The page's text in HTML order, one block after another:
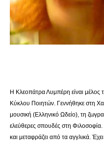
Η Κλεοπάτρα Λυμπέρη είναι μέλος
Κύκλου Ποιητών. Γεννήθηκε στη
μουσική (Ελληνικό Ωδείο), τη
ελεύθερες σπουδές στη Φιλοσοφία.
και μεταφράζει από τα αγγλικά.